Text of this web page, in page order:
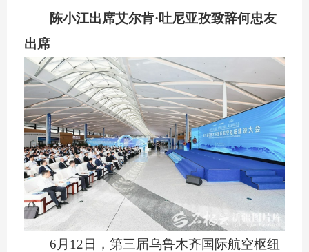
陈小江出席艾尔肯·吐尼亚孜致辞何忠友
出席
6 月 12 日，第三届乌鲁木齐国际航空枢纽